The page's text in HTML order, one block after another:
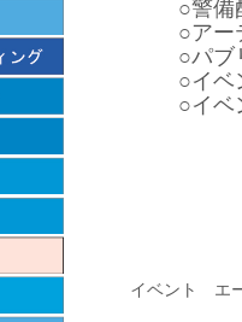
○警備
○アー
○パブ
○イベ
○イ
イベント エ